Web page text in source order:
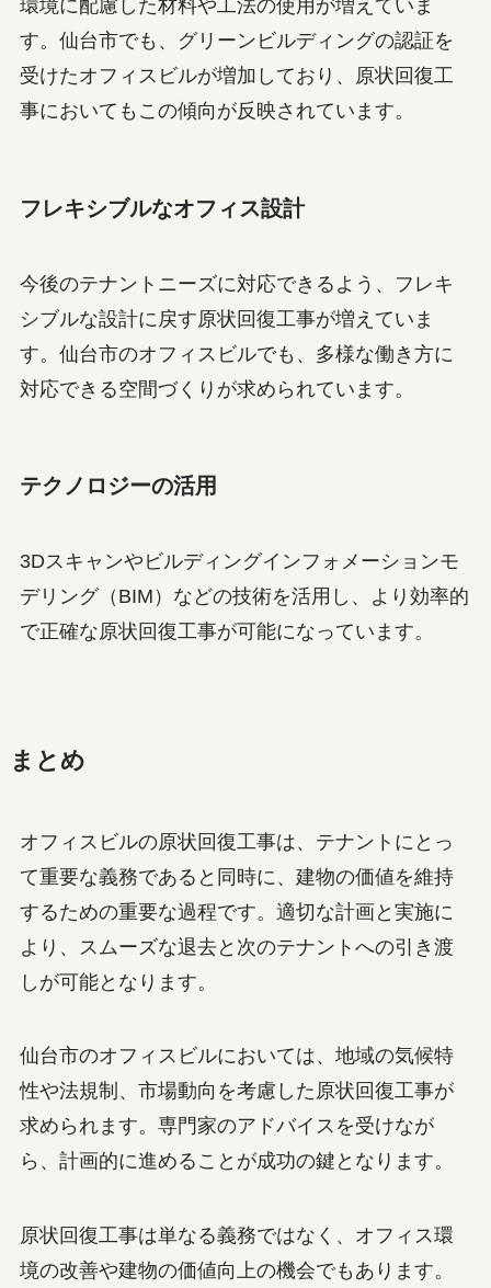
環境に配慮した材料や工法の使用が増えていま
す。仙台市でも、グリーンビルディングの認証を
受けたオフィスビルが増加しており、原状回復工
事においてもこの傾向が反映されています。
フレキシブルなオフィス設計
今後のテナントニーズに対応できるよう、フレキ
シブルな設計に戻す原状回復工事が増えていま
す。仙台市のオフィスビルでも、多様な働き方に
対応できる空間づくりが求められています。
テクノロジーの活用
3Dスキャンやビルディングインフォメーションモ
デリング（BIM）などの技術を活用し、より効率的
で正確な原状回復工事が可能になっています。
まとめ
オフィスビルの原状回復工事は、テナントにとっ
て重要な義務であると同時に、建物の価値を維持
するための重要な過程です。適切な計画と実施に
より、スムーズな退去と次のテナントへの引き渡
しが可能となります。
仙台市のオフィスビルにおいては、地域の気候特
性や法規制、市場動向を考慮した原状回復工事が
求められます。専門家のアドバイスを受けなが
ら、計画的に進めることが成功の鍵となります。
原状回復工事は単なる義務ではなく、オフィス環
境の改善や建物の価値向上の機会でもあります。